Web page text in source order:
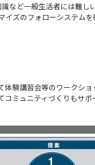
など一般生活者には難し
ズのフォローシステム
験講習会等のワークシ
ミュニティづくりもサポ